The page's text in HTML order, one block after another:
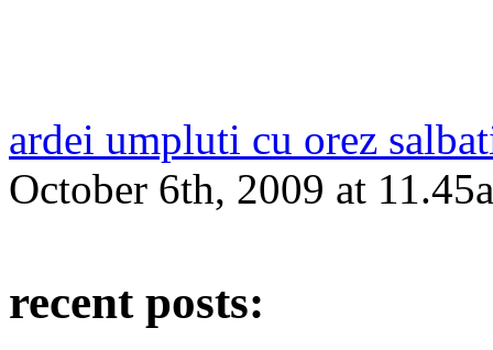
ardei umpluti cu orez
October 6th, 2009 at
recent posts: